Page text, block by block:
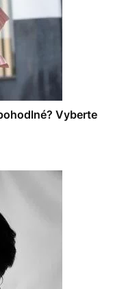
Vyberte